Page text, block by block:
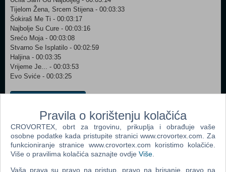
Tijelom Žena, Srcem Stijena - 00:03:33
Šokiraš Me Ti - 00:03:17
Najbolje Su Cure - 00:03:16
Srećo Moja - 00:03:08
Stvarno Se Isplatilo - 00:02:59
Haljina - 00:03:35
Vrijeme Je... - 00:03:53
Evo Sviće - 00:03:25
Popularno
Stjepan Jeršek Štef: Sve Poštivam, svoje Uživam
Halid Bešlić: Samo Najbolje
Pravila o korištenju kolačića
CROVORTEX, obrt za trgovinu, prikuplja i obrađuje vaše
osobne podatke kada pristupite stranici www.crovortex.com. Za
funkcioniranje stranice www.crovortex.com koristimo kolačiće.
Više o pravilima kolačića saznajte ovdje Više
Vaša prava su pravo na pristup, pravo na brisanje, pravo na